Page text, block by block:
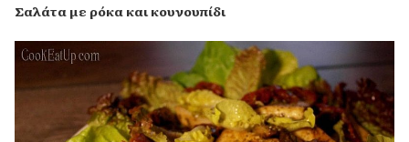
Σαλάτα με ρόκα και κουνουπίδι